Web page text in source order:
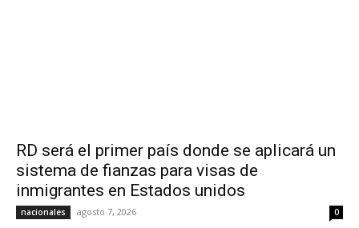
RD será el primer país donde se aplicará un
sistema de fianzas para visas de
inmigrantes en Estados unidos
nacionales agosto 7, 2026 0